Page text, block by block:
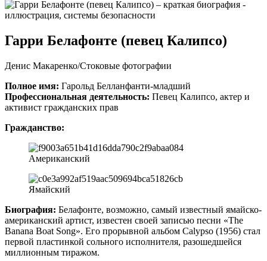
Гарри Белафонте (певец Калипсо)
Денис Макаренко/Стоковые фотографии
Полное имя: Гарольд Белланфанти-младший
Профессиональная деятельность: Певец Калипсо, актер и
активист гражданских прав
Гражданство:
Американский
Ямайский
Биография: Белафонте, возможно, самый известный ямайско-
американский артист, известен своей записью песни «The
Banana Boat Song». Его прорывной альбом Calypso (1956) стал
первой пластинкой сольного исполнителя, разошедшейся
миллионным тиражом.